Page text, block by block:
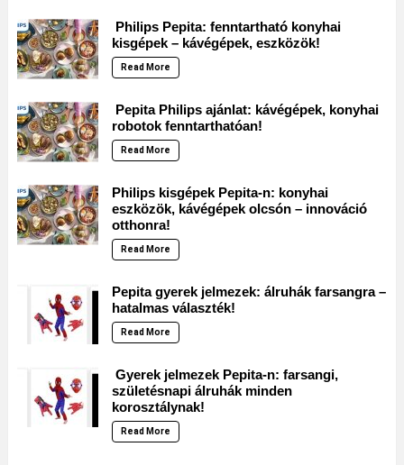
Philips Pepita: fenntartható konyhai
kisgépek – kávégépek, eszközök!
Read More
Pepita Philips ajánlat: kávégépek, konyhai
robotok fenntarthatóan!
Read More
Philips kisgépek Pepita-n: konyhai
eszközök, kávégépek olcsón – innováció
otthonra!
Read More
Pepita gyerek jelmezek: álruhák farsangra –
hatalmas választék!
Read More
Gyerek jelmezek Pepita-n: farsangi,
születésnapi álruhák minden
korosztálynak!
Read More